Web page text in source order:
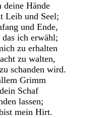
Hände
Leib und Seel;
und Ende,
ich erwähl;
zu erhalten
zu walten,
schanden wird.
Grimm
Schaf
lassen;
mein Hirt.